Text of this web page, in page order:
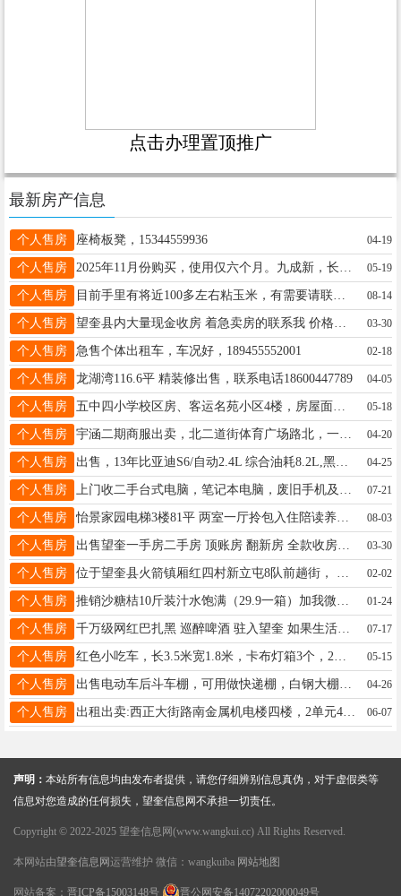
点击办理置顶推广
最新房产信息
个人售房 座椅板凳，15344559936 04-19
个人售房 05-19
个人售房 08-14
个人售房 望奎县内大量现金收房 着急卖房的联系我 价格合理，直接全款 ☎️18814554477 03-30
个人售房 急售个体出租车，车况好，189455552001 02-18
个人售房 龙湖湾116.6平 精装修出售，联系电话18600447789 04-05
个人售房 05-18
个人售房 宇涵二期商服出卖，北二道街体育广场路北，一二楼 面积120平米，低价出售，有意者联系：15046609000。 04-20
个人售房 出售，13年比亚迪S6/自动2.4L 综合油耗8.2L,黑色，全车原版，少量划痕补漆，安全行驶15万公里，三菱发动机。车嘎嘎板正。雪地胎用三个月有想法的联系13936911135 04-25
个人售房 07-21
个人售房 怡景家园电梯3楼81平 两室一厅拎包入住陪读养老首选 26.5万，随时看房13351255120 08-03
个人售房 出售望奎一手房二手房 顶账房 翻新房 全款收房多层高层 13763738207 03-30
个人售房 02-02
个人售房 01-24
个人售房 千万级网红巴扎黑 巡醉啤酒 驻入望奎 如果生活很累?? 请你来瓶巡醉?? 望奎同城24小时送货 13234550616?? 07-17
个人售房 05-15
个人售房 04-26
个人售房 出租出卖:西正大街路南金属机电楼四楼，2单元402，74平，交通便利，（建设大厦西面的楼。地税局东边的楼）电话 13763789505 06-07
声明： 本站所有信息均由发布者提供，请您仔细辨别信息真伪，对于虚假类等
信息对您造成的任何损失，望奎信息网不承担一切责任。
Copyright © 2022-2025 望奎信息网(www.wangkui.cc) All Rights Reserved.
本网站由望奎信息网 运营维护 微信：wangkuiba 网站地图
网站备案： 晋ICP备15003148号 晋公网安备14072202000049号